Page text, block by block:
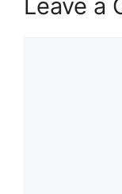
Leave a